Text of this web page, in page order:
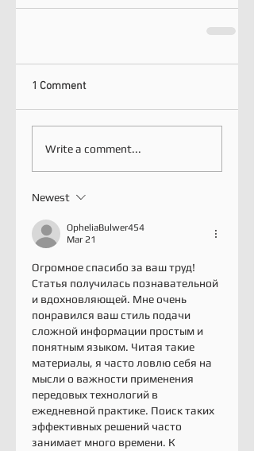
1 Comment
Write a comment...
Newest
OpheliaBulwer454
Mar 21
Огромное спасибо за ваш труд!
Статья получилась познавательной
и вдохновляющей. Мне очень
понравился ваш стиль подачи
сложной информации простым и
понятным языком. Читая такие
материалы, я часто ловлю себя на
мысли о важности применения
передовых технологий в
ежедневной практике. Поиск таких
эффективных решений часто
занимает много времени. К